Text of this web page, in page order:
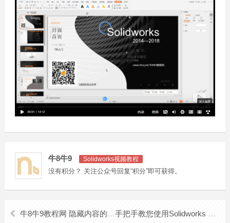
牛8牛9 Solidworks视频教程
没有积分？ 关注公众号回复“积分”即可获得。
牛8牛9教程网 隐藏内容的查看方法 手把手教您使用Solidworks 绘制第一个3D图形